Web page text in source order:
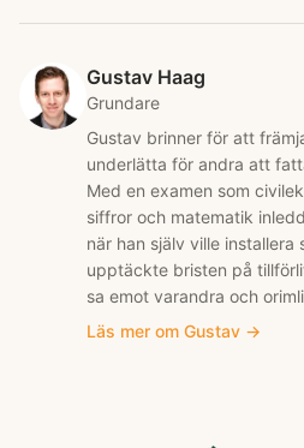
Gustav Haag
Grundare
Gustav brinner för att
underlätta för andra att
Med en examen som
siffror och matematik
när han själv ville
upptäckte bristen på
sa emot varandra och
Läs mer om Gustav →